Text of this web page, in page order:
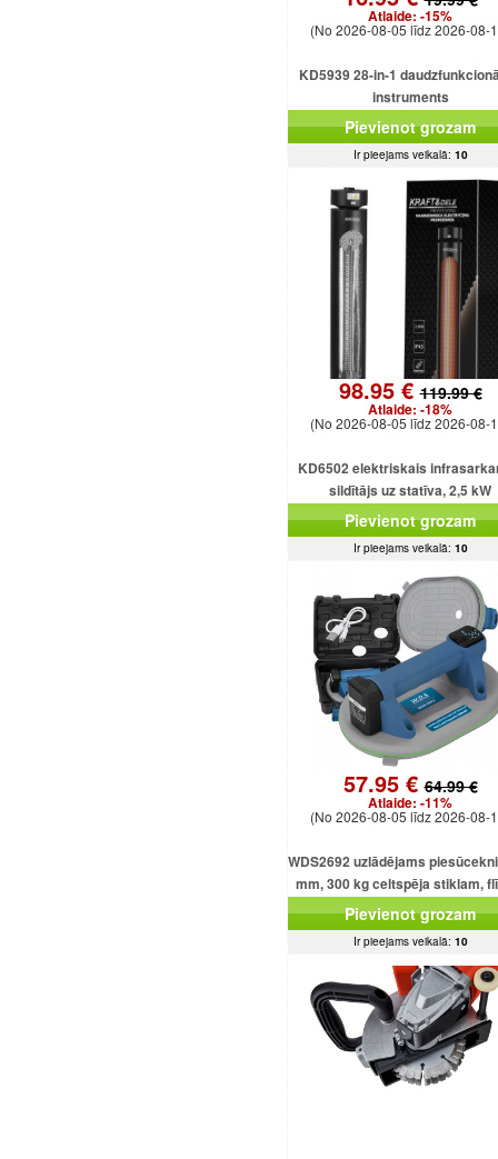
Atlaide: -15%
(No 2026-08-05 līdz 2026-08-
KD5939 28-in-1
instruments
Pievienot grozam
Ir pieejams veikalā: 10
98.95 €119.99 €
Atlaide: -18%
(No 2026-08-05 līdz 2026-08-
KD6502 elektriskais
sildītājs uz statīva, 2,5 kW
Pievienot grozam
Ir pieejams veikalā: 10
57.95 €64.99 €
Atlaide: -11%
(No 2026-08-05 līdz 2026-08-
WDS2692 uzlādējams
mm, 300 kg celtspēja stiklam,
un loksnēm
Pievienot grozam
Ir pieejams veikalā: 10